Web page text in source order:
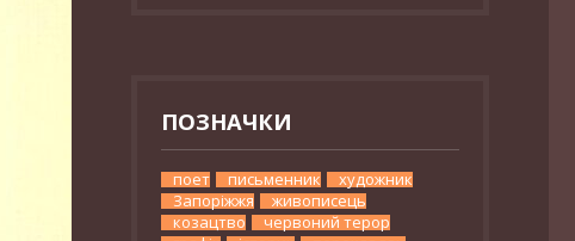
ПОЗНАЧКИ
поет письменник
художник
Запоріжжя
живописець
козацтво
червоний терор